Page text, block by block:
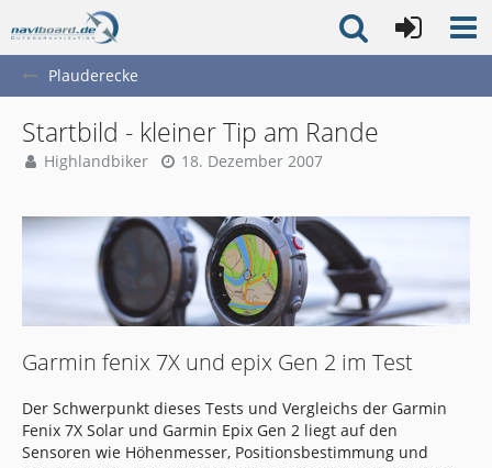
Plauderecke
Startbild - kleiner Tip am Rande
Highlandbiker 18. Dezember 2007
Garmin fenix 7X und epix Gen 2 im Test
Der Schwerpunkt dieses Tests und Vergleichs der Garmin
Fenix 7X Solar und Garmin Epix Gen 2 liegt auf den
Sensoren wie Höhenmesser, Positionsbestimmung und